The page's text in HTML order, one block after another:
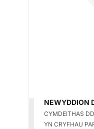
NEWYDDION
CYMDEITHAS
YN CRYFHAU